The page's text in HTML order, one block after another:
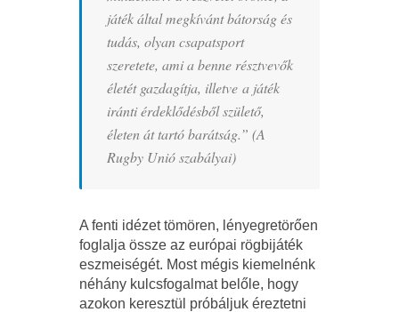
játék által megkívánt bátorság és
tudás, olyan csapatsport
szeretete, ami a benne résztvevők
életét gazdagítja, illetve a játék
iránti érdeklődésből születő,
életen át tartó barátság.” (A
Rugby Unió szabályai)
A fenti idézet tömören, lényegretörően
foglalja össze az európai rögbijáték
eszmeiségét. Most mégis kiemelnénk
néhány kulcsfogalmat belőle, hogy
azokon keresztül próbáljuk éreztetni